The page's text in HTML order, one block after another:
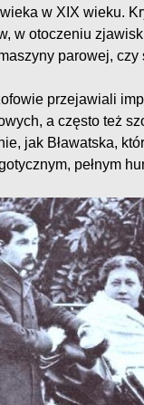
w XIX wieku.
w otoczeniu
parowej,
przejawiali
a często też
jak Bławatska,
pełnym